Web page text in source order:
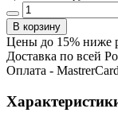
Цены до 15% ниже
Доставка по всей
Оплата -